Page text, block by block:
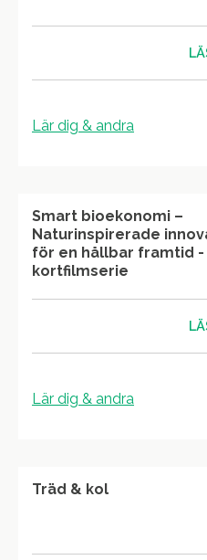
Lär dig & andra
Smart bioekonomi –
Naturinspirerade
för en hållbar framtid -
kortfilmserie
Lär dig & andra
Träd & kol